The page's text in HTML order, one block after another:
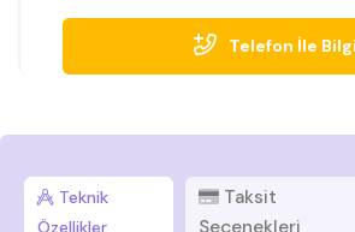
Telefon İle
Teknik
Özellikler
Taksit
Seçenekleri